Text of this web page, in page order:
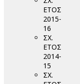
ΕΤΟΣ
2015-
16
ΣΧ.
ΕΤΟΣ
2014-
15
ΣΧ.